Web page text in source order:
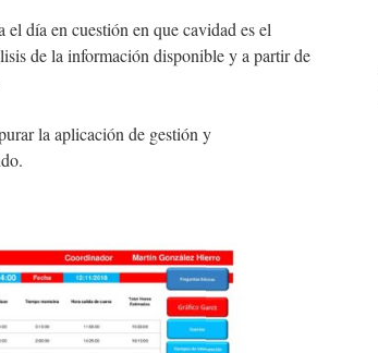
el día en cuestión en que cavidad es el
de la información disponible y a partir de
la aplicación de gestión y